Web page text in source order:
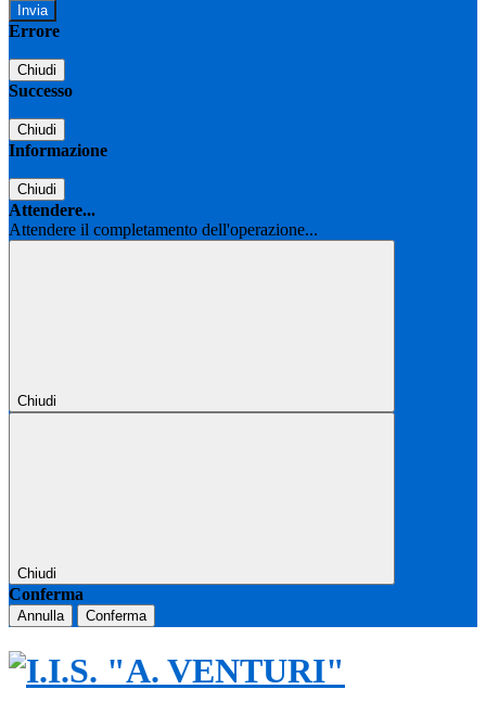
Errore
Chiudi
Successo
Chiudi
Informazione
Chiudi
Attendere...
Attendere il completamento dell'operazione...
Chiudi
Chiudi
Conferma
Annulla Conferma